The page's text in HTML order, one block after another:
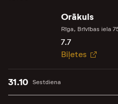
Orākuls
Rīga, Brīvības iela
7.7
Biļetes
Sestdiena
31.10